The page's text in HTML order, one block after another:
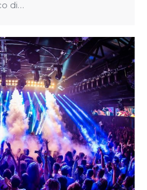
di…